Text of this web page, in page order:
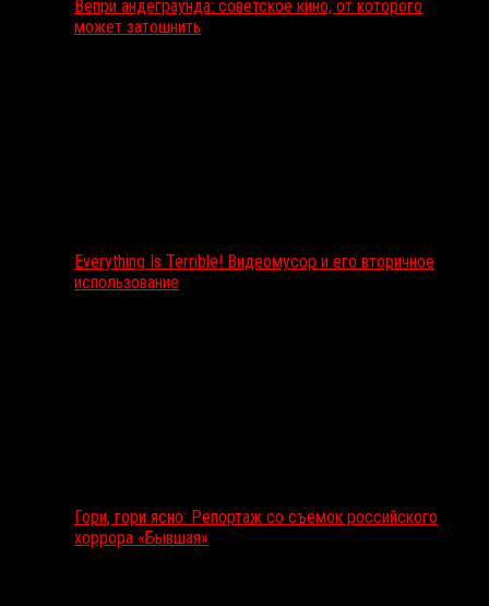
Вепри андеграунда: советское кино, от которого
может затошнить
Everything Is Terrible! Видеомусор и его вторичное
использование
Гори, гори ясно: Репортаж со съемок российского
хоррора «Бывшая»